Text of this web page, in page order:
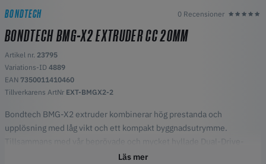
BONDTECH 0 Recensioner
BONDTECH BMG-X2 EXTRUDER CC 20MM
Artikel nr. 23795
Variations-ID 4889
EAN 7350011410460
Tillverkarens ArtNr EXT-BMGX2-2
Bondtech BMG-X2 extruder kombinerar hög prestanda och
upplösning med låg vikt och ett kompakt byggnadsutrymme.
Tillsammans med vår beprövade och mycket hyllade Dual-Drive-
teknik kan du förvänta dig problemfri materialmatning. Denna
Läs mer